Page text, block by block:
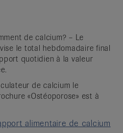
de calcium? – Le
le total hebdomadaire final
quotidien à la valeur
de calcium le
«Ostéoporose» est à
alimentaire de calcium